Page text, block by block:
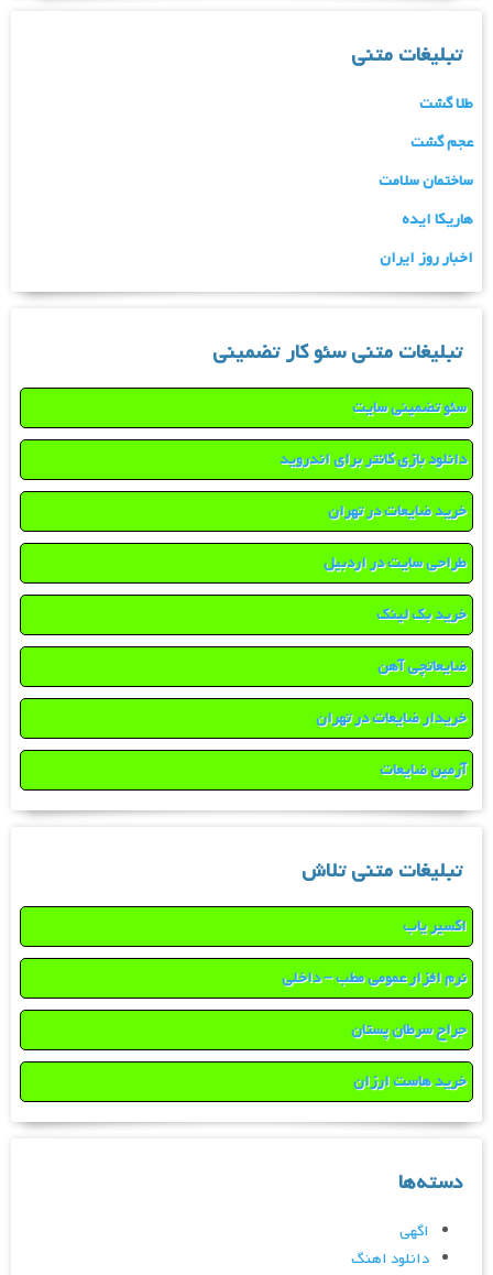
تبلیغات متنی
طلا گشت
عجم گشت
ساختمان سلامت
هاریکا ایده
اخبار روز ایران
تبلیغات متنی سئو کار تضمینی
سئو تضمینی سایت
دانلود بازی کانتر برای اندروید
خرید ضایعات در تهران
طراحی سایت در اردبیل
خرید بک لینک
ضایعاتچی آهن
خریدار ضایعات در تهران
آرمین ضایعات
تبلیغات متنی تلاش
اکسیر یاب
نرم افزار عمومی مطب – داخلی
جراح سرطان پستان
خرید هاست ارزان
دسته‌ها
اگهی
دانلود اهنگ